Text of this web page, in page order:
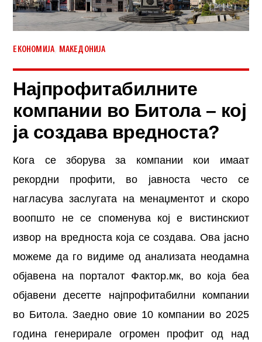
ЕКОНОМИЈА МАКЕДОНИЈА
Најпрофитабилните
компании во Битола – кој
ја создава вредноста?
Кога се зборува за компании кои имаат
рекордни профити, во јавноста често се
нагласува заслугата на менаџментот и скоро
воопшто не се споменува кој е вистинскиот
извор на вредноста која се создава. Ова јасно
можеме да го видиме од анализата неодамна
објавена на порталот Фактор.мк, во која беа
објавени десетте најпрофитабилни компании
во Битола. Заедно овие 10 компании во 2025
година генерирале огромен профит од над